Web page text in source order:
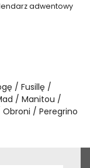
adwentowy
Fusillę
Manitou
Obroni
Peregrino